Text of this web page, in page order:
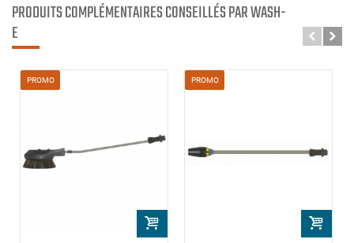
PRODUITS COMPLÉMENTAIRES CONSEILLÉS PAR WASH-
E
PROMO PROMO